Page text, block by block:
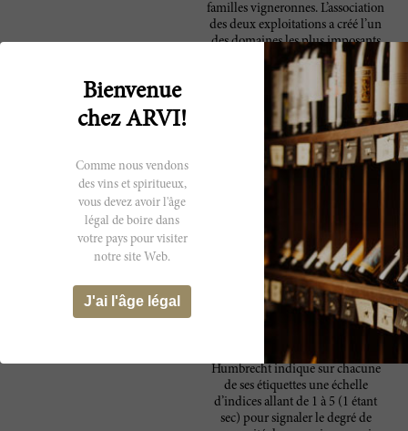
familles vigneronnes. L’association
des deux exploitations a créé l’un
des domaines les plus imposants
d’Alsace. Son vignoble de 40
hectares s’étire sur une diversité de
terroirs, englobant des secteurs
comme Thann, Hunawihr,
Gueberschwihr, Wintzenheim et
Turckheim. Les principes de la
biodynamie s’appliquent à
l’ensemble du vignoble, chaque
parcelle étant même cultivée de
voient le jour ; seuls les raisins
parvenus à maturité optimale sont
vinifiés pour produire des vins
amples, concentrés et intenses. Si
aucun vin ne ressemble aux autres,
ils sont tous le reflet fidèle de leur
blancs au niveau national, Zind-
Humbrecht indique sur chacune
de ses étiquettes une échelle
d’indices allant de 1 à 5 (1 étant
sec) pour signaler le degré de
Bienvenue
chez ARVI!
Comme nous vendons
des vins et spiritueux,
vous devez avoir l'âge
légal de boire dans
votre pays pour visiter
notre site Web.
J'ai l'âge légal